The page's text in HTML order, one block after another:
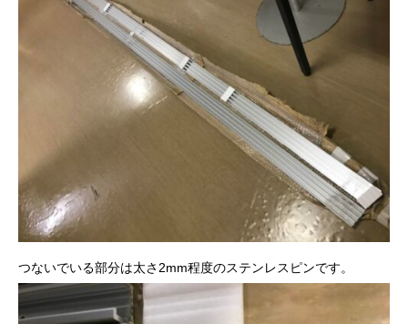
つないでいる部分は太さ2mm程度のステンレスピンです。